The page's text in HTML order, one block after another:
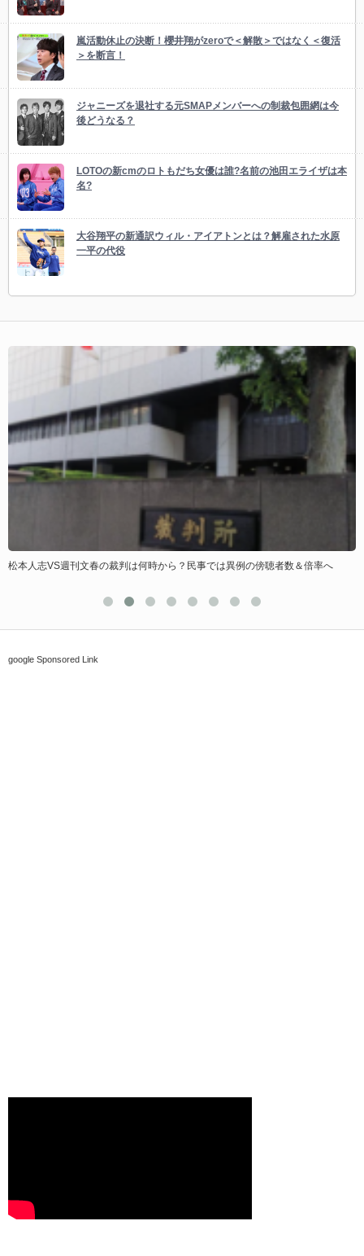
嵐活動休止の決断！櫻井翔がzeroで＜解散＞ではなく＜復活
＞を断言！
ジャニーズを退社する元SMAPメンバーへの制裁包囲網は今
後どうなる？
LOTOの新cmのロトもだち女優は誰?名前の池田エライザは本
名?
大谷翔平の新通訳ウィル・アイアトンとは？解雇された水原
一平の代役
松本人志VS週刊文春の裁判は何時から？民事では異例の傍聴者数＆倍率へ
google Sponsored Link